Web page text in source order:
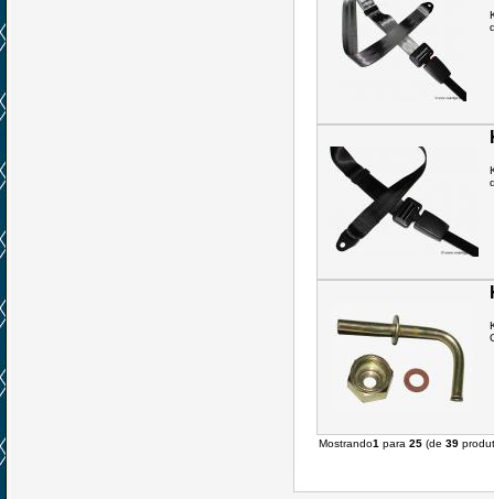
Mostrando1 para 25 (de 39